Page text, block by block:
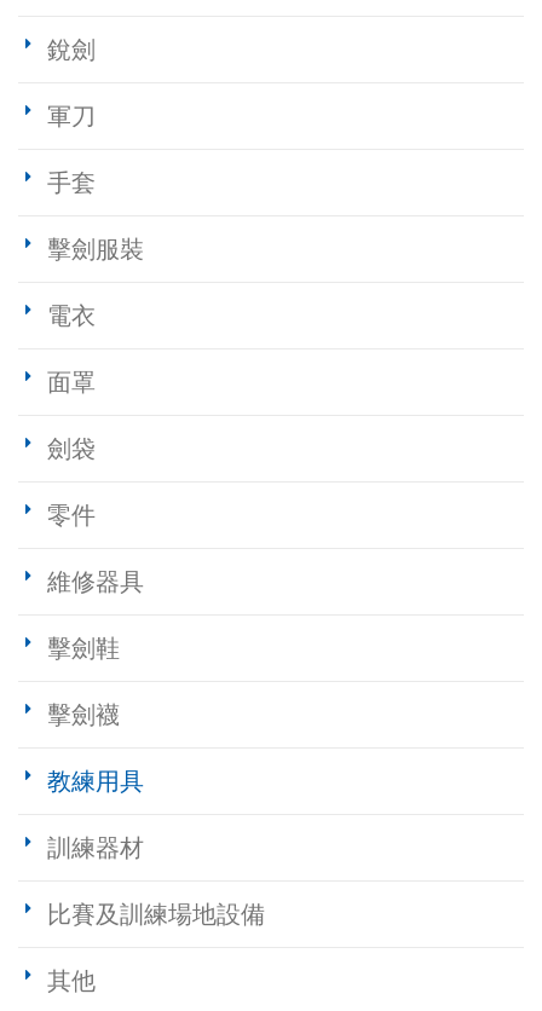
銳劍
軍刀
手套
擊劍服裝
電衣
面罩
劍袋
零件
維修器具
擊劍鞋
擊劍襪
教練用具
訓練器材
比賽及訓練場地設備
其他